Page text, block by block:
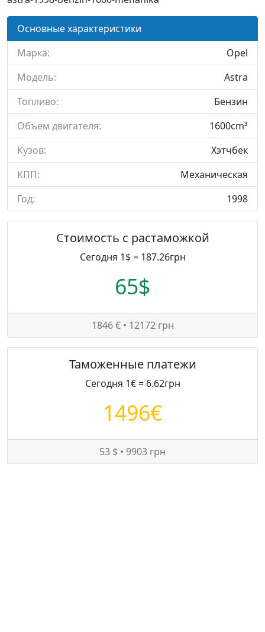
Основные характеристики
Марка:
Opel
Модель:
Astra
Топливо:
Бензин
Объем двигателя:
1600cm³
Кузов:
Хэтчбек
КПП:
Механическая
Год:
1998
Стоимость с растаможкой
Сегодня 1$ = 187.26грн
65$
1846 € • 12172 грн
Таможенные платежи
Сегодня 1€ = 6.62грн
1496€
53 $ • 9903 грн